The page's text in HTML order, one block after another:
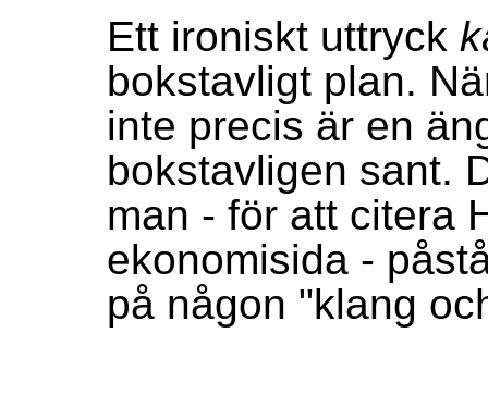
Ett ironiskt uttryck
bokstavligt plan.
inte precis är en
bokstavligen sant.
man - för att citera
ekonomisida -
på någon "klang